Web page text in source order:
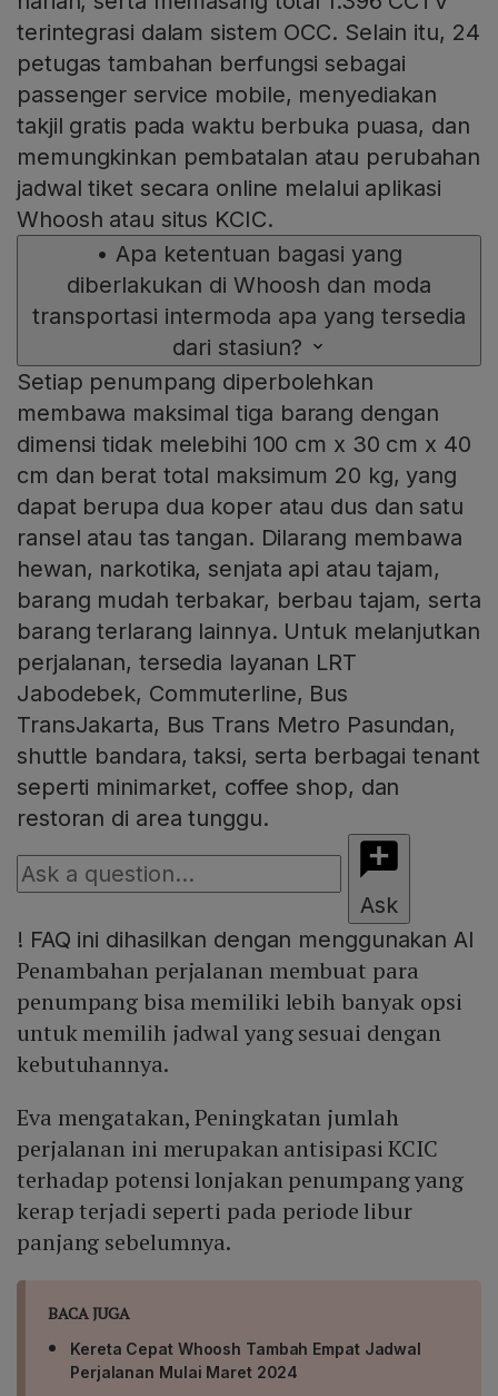
terintegrasi dalam sistem OCC. Selain itu, 24
petugas tambahan berfungsi sebagai
passenger service mobile, menyediakan
takjil gratis pada waktu berbuka puasa, dan
memungkinkan pembatalan atau perubahan
jadwal tiket secara online melalui aplikasi
Whoosh atau situs KCIC.
• Apa ketentuan bagasi yang
diberlakukan di Whoosh dan moda
transportasi intermoda apa yang tersedia
dari stasiun?
Setiap penumpang diperbolehkan
membawa maksimal tiga barang dengan
dimensi tidak melebihi 100 cm x 30 cm x 40
cm dan berat total maksimum 20 kg, yang
dapat berupa dua koper atau dus dan satu
ransel atau tas tangan. Dilarang membawa
hewan, narkotika, senjata api atau tajam,
barang mudah terbakar, berbau tajam, serta
barang terlarang lainnya. Untuk melanjutkan
perjalanan, tersedia layanan LRT
Jabodebek, Commuterline, Bus
TransJakarta, Bus Trans Metro Pasundan,
shuttle bandara, taksi, serta berbagai tenant
seperti minimarket, coffee shop, dan
restoran di area tunggu.
Ask
! FAQ ini dihasilkan dengan menggunakan AI
Penambahan perjalanan membuat para
penumpang bisa memiliki lebih banyak opsi
untuk memilih jadwal yang sesuai dengan
kebutuhannya.
Eva mengatakan, Peningkatan jumlah
perjalanan ini merupakan antisipasi KCIC
terhadap potensi lonjakan penumpang yang
kerap terjadi seperti pada periode libur
panjang sebelumnya.
BACA JUGA
Kereta Cepat Whoosh Tambah Empat Jadwal
Perjalanan Mulai Maret 2024